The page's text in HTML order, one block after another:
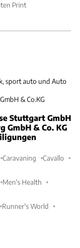
Print
sport auto und Auto
& Co.KG
Stuttgart GmbH
GmbH & Co. KG
Caravaning Cavallo
Men's Health
Runner's World